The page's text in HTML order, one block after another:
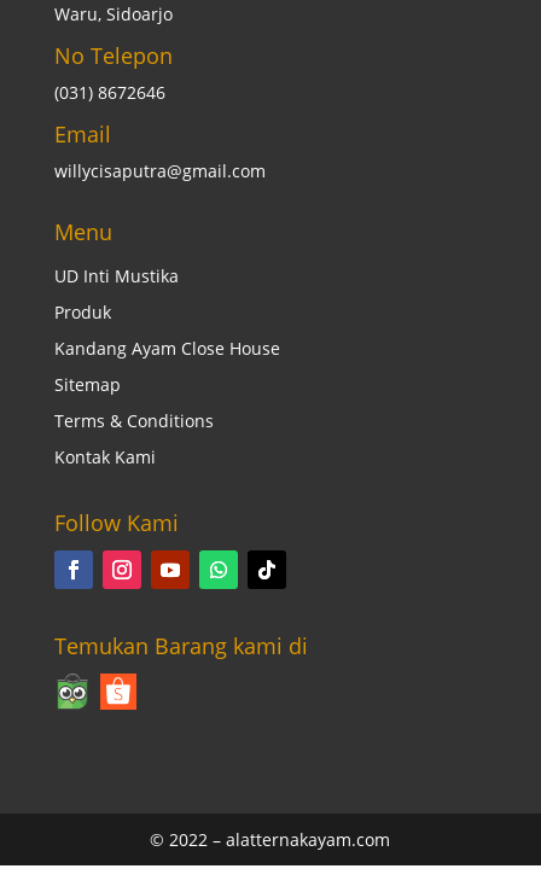
Waru, Sidoarjo
No Telepon
(031) 8672646
Email
willycisaputra@gmail.com
Menu
UD Inti Mustika
Produk
Kandang Ayam Close House
Sitemap
Terms & Conditions
Kontak Kami
Follow Kami
Temukan Barang kami di
© 2022 –alatternakayam.com